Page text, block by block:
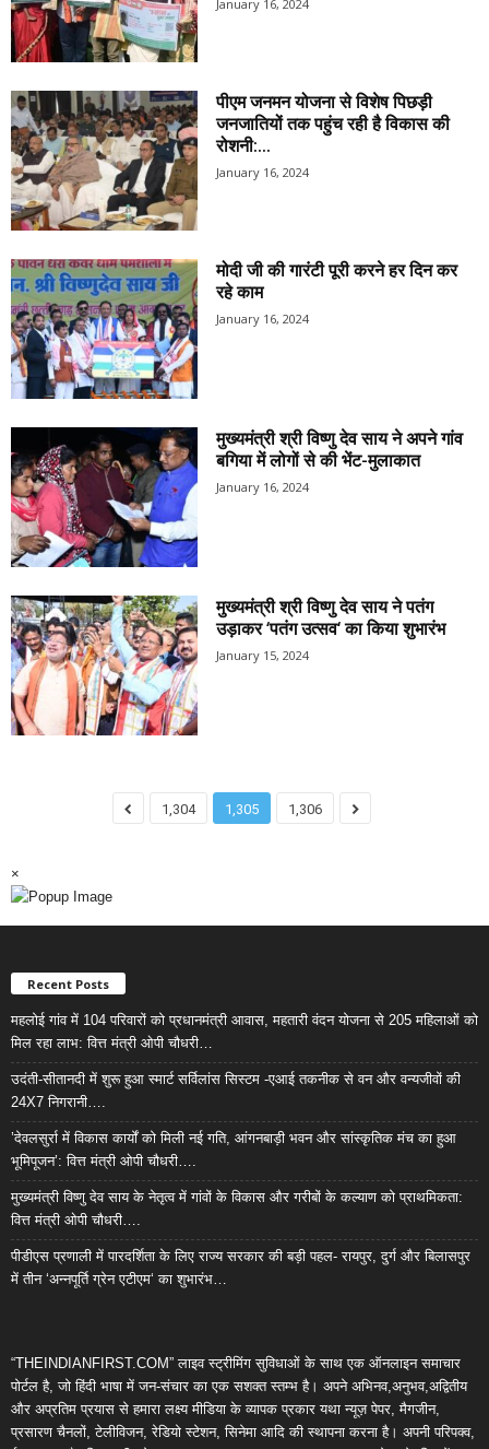
January 16, 2024
पीएम जनमन योजना से विशेष पिछड़ी
जनजातियों तक पहुंच रही है विकास की
रोशनी:...
January 16, 2024
मोदी जी की गारंटी पूरी करने हर दिन कर
रहे काम
January 16, 2024
मुख्यमंत्री श्री विष्णु देव साय ने अपने गांव
बगिया में लोगों से की भेंट-मुलाकात
January 16, 2024
मुख्यमंत्री श्री विष्णु देव साय ने पतंग
उड़ाकर ‘पतंग उत्सव‘ का किया शुभारंभ
January 15, 2024
1,304 1,305 1,306
×
Recent Posts
महलोई गांव में 104 परिवारों को प्रधानमंत्री आवास, महतारी वंदन योजना से 205 महिलाओं को
मिल रहा लाभ: वित्त मंत्री ओपी चौधरी…
उदंती-सीतानदी में शुरू हुआ स्मार्ट सर्विलांस सिस्टम -एआई तकनीक से वन और वन्यजीवों की
24X7 निगरानी….
’देवलसुर्रा में विकास कार्यों को मिली नई गति, आंगनबाड़ी भवन और सांस्कृतिक मंच का हुआ
भूमिपूजन’: वित्त मंत्री ओपी चौधरी….
मुख्यमंत्री विष्णु देव साय के नेतृत्व में गांवों के विकास और गरीबों के कल्याण को प्राथमिकता:
वित्त मंत्री ओपी चौधरी….
पीडीएस प्रणाली में पारदर्शिता के लिए राज्य सरकार की बड़ी पहल- रायपुर, दुर्ग और बिलासपुर
में तीन ‘अन्नपूर्ति ग्रेन एटीएम‘ का शुभारंभ…
“THEINDIANFIRST.COM” लाइव स्ट्रीमिंग सुविधाओं के साथ एक ऑनलाइन समाचार
पोर्टल है, जो हिंदी भाषा में जन-संचार का एक सशक्त स्तम्भ है। अपने अभिनव,अनुभव,अद्वितीय
और अप्रतिम प्रयास से हमारा लक्ष्य मीडिया के व्यापक प्रकार यथा न्यूज़ पेपर, मैगजीन,
प्रसारण चैनलों, टेलीविजन, रेडियो स्टेशन, सिनेमा आदि की स्थापना करना है। अपनी परिपक्व,